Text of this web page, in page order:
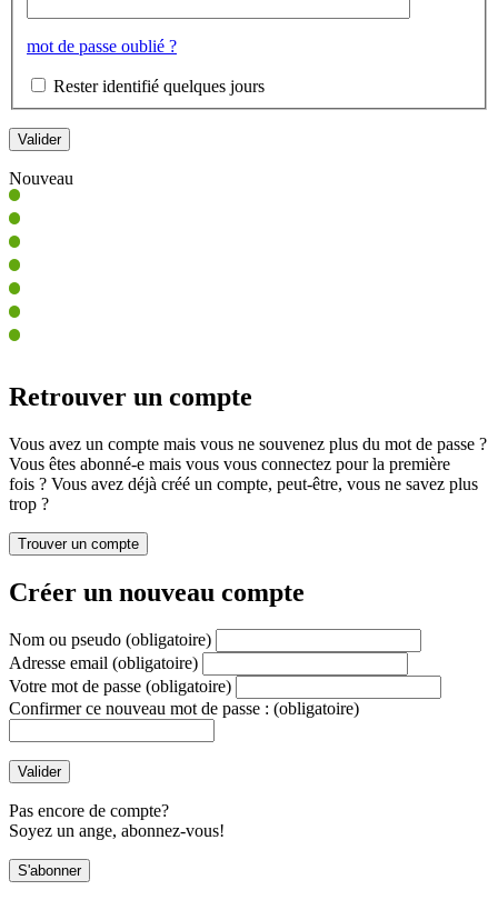
mot de passe oublié ?
Rester identifié quelques jours
Nouveau
Retrouver un compte
Vous avez un compte mais vous ne souvenez plus du mot de passe ?
Vous êtes abonné-e mais vous vous connectez pour la première
fois ? Vous avez déjà créé un compte, peut-être, vous ne savez plus
trop ?
Créer un nouveau compte
Nom ou pseudo (obligatoire)
Adresse email (obligatoire)
Votre mot de passe (obligatoire)
Confirmer ce nouveau mot de passe : (obligatoire)
Pas encore de compte?
Soyez un ange, abonnez-vous!